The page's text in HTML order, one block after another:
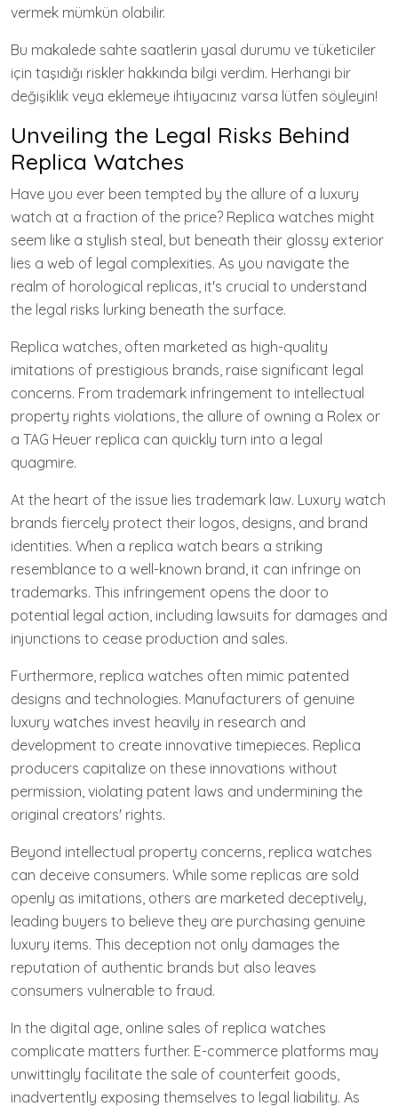
vermek mümkün olabilir.
Bu makalede sahte saatlerin yasal durumu ve tüketiciler
için taşıdığı riskler hakkında bilgi verdim. Herhangi bir
değişiklik veya eklemeye ihtiyacınız varsa lütfen söyleyin!
Unveiling the Legal Risks Behind
Replica Watches
Have you ever been tempted by the allure of a luxury
watch at a fraction of the price? Replica watches might
seem like a stylish steal, but beneath their glossy exterior
lies a web of legal complexities. As you navigate the
realm of horological replicas, it's crucial to understand
the legal risks lurking beneath the surface.
Replica watches, often marketed as high-quality
imitations of prestigious brands, raise significant legal
concerns. From trademark infringement to intellectual
property rights violations, the allure of owning a Rolex or
a TAG Heuer replica can quickly turn into a legal
quagmire.
At the heart of the issue lies trademark law. Luxury watch
brands fiercely protect their logos, designs, and brand
identities. When a replica watch bears a striking
resemblance to a well-known brand, it can infringe on
trademarks. This infringement opens the door to
potential legal action, including lawsuits for damages and
injunctions to cease production and sales.
Furthermore, replica watches often mimic patented
designs and technologies. Manufacturers of genuine
luxury watches invest heavily in research and
development to create innovative timepieces. Replica
producers capitalize on these innovations without
permission, violating patent laws and undermining the
original creators' rights.
Beyond intellectual property concerns, replica watches
can deceive consumers. While some replicas are sold
openly as imitations, others are marketed deceptively,
leading buyers to believe they are purchasing genuine
luxury items. This deception not only damages the
reputation of authentic brands but also leaves
consumers vulnerable to fraud.
In the digital age, online sales of replica watches
complicate matters further. E-commerce platforms may
unwittingly facilitate the sale of counterfeit goods,
inadvertently exposing themselves to legal liability. As